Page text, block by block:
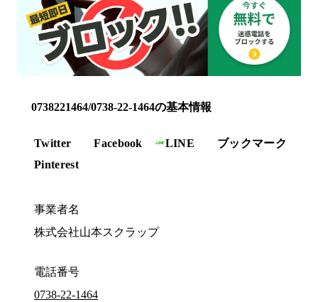
0738221464/0738-22-1464の基本情報
Twitter Facebook LINE
ブックマーク
Pinterest
事業者名
株式会社山本スクラップ
電話番号
0738-22-1464